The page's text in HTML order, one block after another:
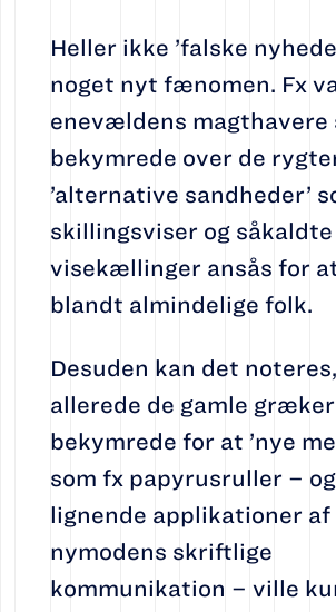
Heller ikke ’falske
noget nyt fænomen. Fx
enevældens
bekymrede over de
’alternative sandheder’
skillingsviser og såkaldte
visekællinger ansås for
blandt almindelige folk.
Desuden kan det
allerede de gamle
bekymrede for at ’nye
som fx papyrusruller – og
lignende applikationer af
nymodens skriftlige
kommunikation – ville